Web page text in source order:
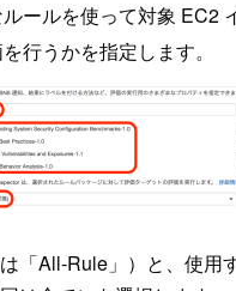
ールを使って対象 EC2
行うかを指定します。
「All-Rule」）と、使用